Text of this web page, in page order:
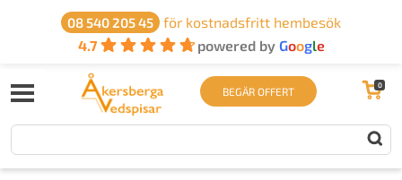
08 540 205 45
för kostnadsfritt hembesök
4.7
powered by Google
BEGÄR OFFERT 0